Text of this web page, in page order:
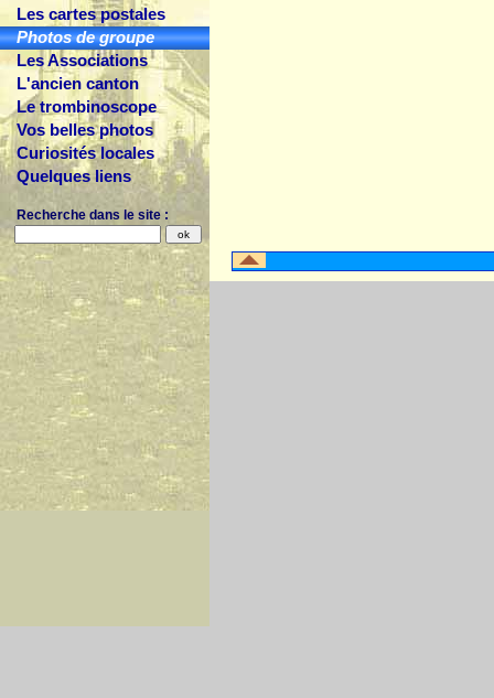
Les cartes postales
Photos de groupe
Les Associations
L'ancien canton
Le trombinoscope
Vos belles photos
Curiosités locales
Quelques liens
Recherche dans le site :